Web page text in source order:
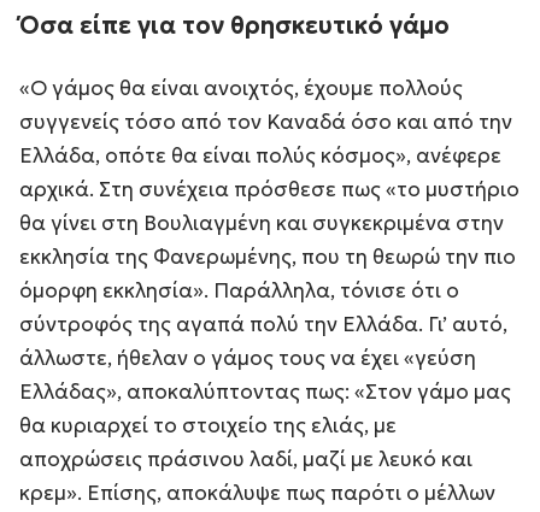
Όσα είπε για τον θρησκευτικό γάμο
«Ο γάμος θα είναι ανοιχτός, έχουμε πολλούς
συγγενείς τόσο από τον Καναδά όσο και από την
Ελλάδα, οπότε θα είναι πολύς κόσμος», ανέφερε
αρχικά. Στη συνέχεια πρόσθεσε πως «το μυστήριο
θα γίνει στη Βουλιαγμένη και συγκεκριμένα στην
εκκλησία της Φανερωμένης, που τη θεωρώ την πιο
όμορφη εκκλησία». Παράλληλα, τόνισε ότι ο
σύντροφός της αγαπά πολύ την Ελλάδα. Γι’ αυτό,
άλλωστε, ήθελαν ο γάμος τους να έχει «γεύση
Ελλάδας», αποκαλύπτοντας πως: «Στον γάμο μας
θα κυριαρχεί το στοιχείο της ελιάς, με
αποχρώσεις πράσινου λαδί, μαζί με λευκό και
κρεμ». Επίσης, αποκάλυψε πως παρότι ο μέλλων